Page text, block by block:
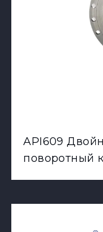
API609
поворотный